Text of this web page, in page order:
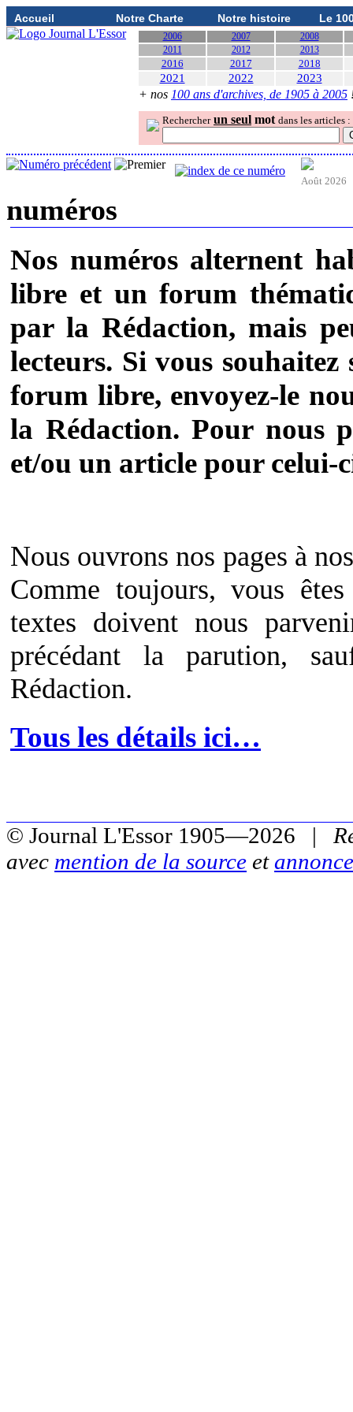
Accueil Notre Charte Notre histoire Le
2006 2007
2008
2011
2012 2013
2016 2017 2018
2021 2022 2023
+ nos 100 ans d'archives, de 1905 à 2005
Rechercher un seul mot dans les articles :
Août 2026
numéros
Nos numéros alternent
libre et un forum
par la Rédaction, mais
lecteurs. Si vous
forum libre, envoyez-le
la Rédaction. Pour nous
et/ou un article pour celui-
Nous ouvrons nos pages à
Comme toujours, vous
textes doivent nous
précédant la parution,
Rédaction.
Tous les détails ici…
© Journal L'Essor 1905—2026 |
avec mention de la source et